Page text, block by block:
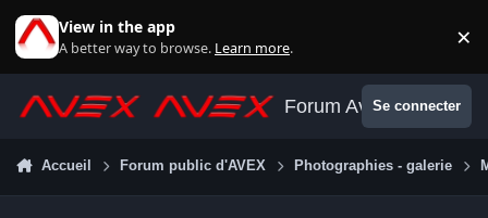
View in the app
A better way to browse. Learn more. ×
Forum AvexSe connecter
Accueil Forum public d'AVEX Photographies - galerie